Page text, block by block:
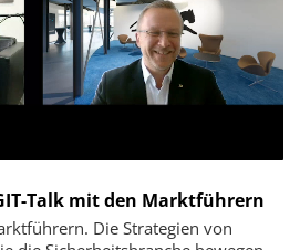
Talk mit den Marktführern
Die Strategien von